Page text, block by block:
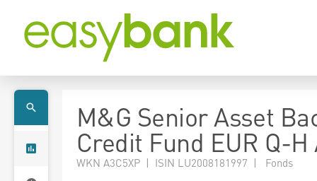
M&G Senior Asset
Credit Fund EUR Q-H
WKN A3C5XP | ISIN LU2008181997 | Fonds